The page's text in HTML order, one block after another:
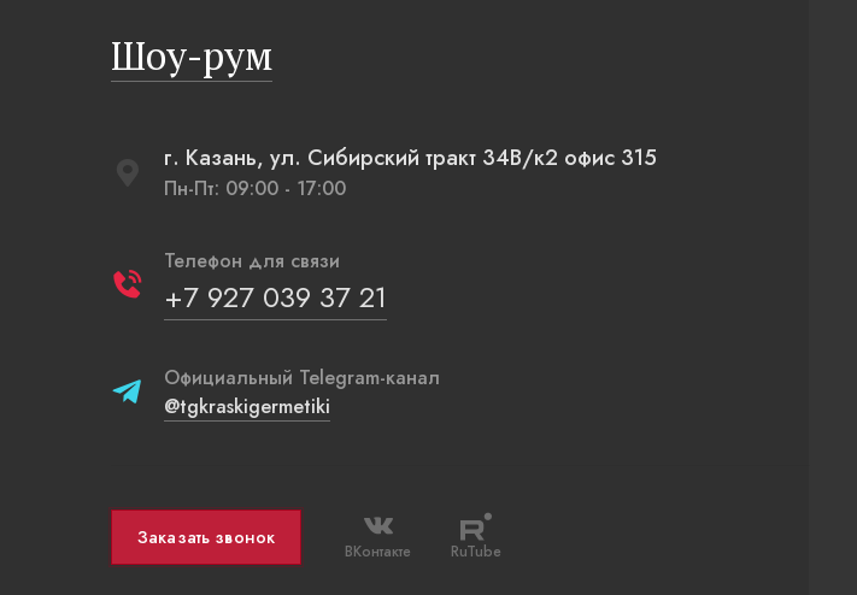
Шоу-рум
г. Казань, ул. Сибирский тракт 34В/к2 офис 315
Пн-Пт: 09:00 - 17:00
Телефон для связи
+7 927 039 37 21
Официальный Telegram-канал
@tgkraskigermetiki
Заказать звонок
ВКонтакте RuTube